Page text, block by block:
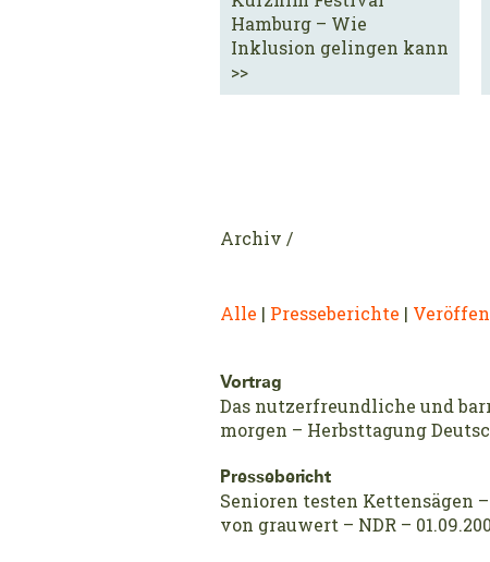
Hamburg – Wie
Inklusion gelingen kann
>>
Archiv /
Alle | Presseberichte |
Vortrag
Das nutzerfreundliche und
morgen – Herbsttagung
Pressebericht
Senioren testen Kettensägen
von grauwert – NDR –